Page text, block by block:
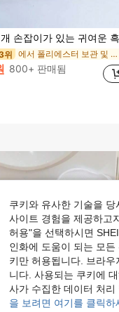
가 있는 귀여운 흑백 물방울무늬 수납함 | 현대적인 오픈형 정리함, 튼튼한 폴리에스터 캔버스, 학교, 사무실, 화장대 및 방 장식에 이상적, 화장품, 공예품 등을 위한 다용도 선반 바구니
위 에서 폴리에스터 보관 및 정리함
800+ 판매됨
쿠키와 유사한 기술을
사이트 경험을 제공하고
허용"을 선택하시면
인화에 도움이 되는 모
키만 허용됩니다. 브라
니다. 사용되는 쿠키에
사가 수집한 데이터 처리
을 보려면 여기를 클릭하